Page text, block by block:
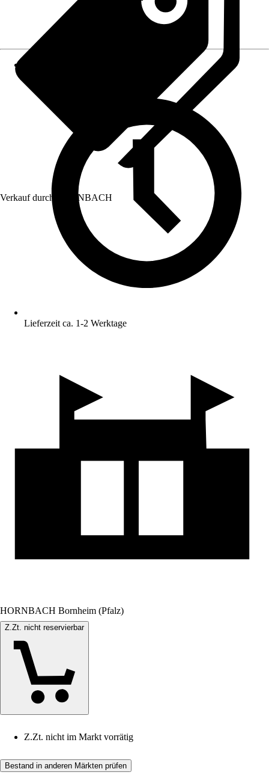
Verkauf durch: HORNBACH
Lieferzeit ca. 1-2 Werktage
HORNBACH Bornheim (Pfalz)
Z.Zt. nicht reservierbar
Z.Zt. nicht im Markt vorrätig
Bestand in anderen Märkten prüfen